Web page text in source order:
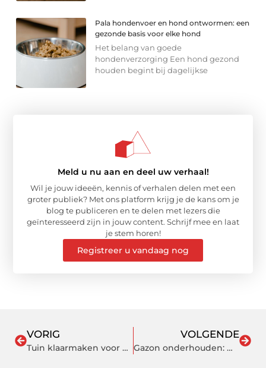
Pala hondenvoer en hond ontwormen: een
gezonde basis voor elke hond
Het belang van goede
hondenverzorging Een hond gezond
houden begint bij dagelijkse
Meld u nu aan en deel uw verhaal!
Wil je jouw ideeën, kennis of verhalen delen met een
groter publiek? Met ons platform krijg je de kans om je
blog te publiceren en te delen met lezers die
geïnteresseerd zijn in jouw content. Schrijf mee en laat
je stem horen!
Registreer u vandaag nog
VORIG
Tuin klaarmaken voor de winter
VOLGENDE
Gazon onderhouden: wanneer, hoe en hoe vaak?